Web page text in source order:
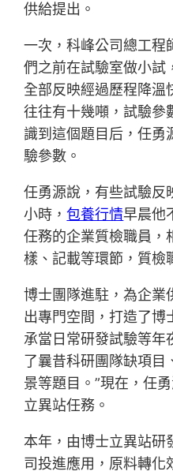
供給提出。
一次，科峰公司總工程
們之前在試驗室做小試
全部反映經過歷程降溫
往往有十幾噸，試驗參
識到這個題目后，任勇
驗參數。
任勇源說，有些試驗反
小時，包養行情早晨他
任務的企業質檢職員，
樣、記載等環節，質檢
博士團隊進駐，為企業
出專門空間，打造了博
承當日常研發試驗等年
了曩昔科研團隊缺項目
景等題目。”現在，任
立異站任務。
本年，由博士立異站研
司投進應用，原料轉化